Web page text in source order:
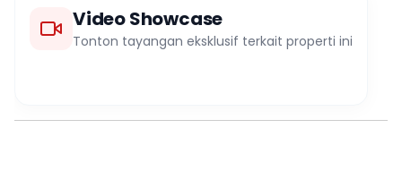
Video Showcase
Tonton tayangan eksklusif terkait properti ini